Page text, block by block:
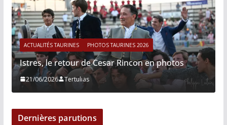
ACTUALITÉS TAURINES PHOTOS TAURINES 2026
Istres, le retour de Cesar Rincon en photos
21/06/2026 Tertulias
Dernières parutions